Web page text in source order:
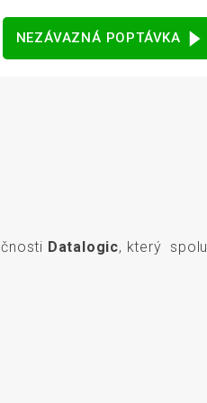
Senzory
NEZÁVAZNÁ POPTÁVKA
Datalogic, který spolu